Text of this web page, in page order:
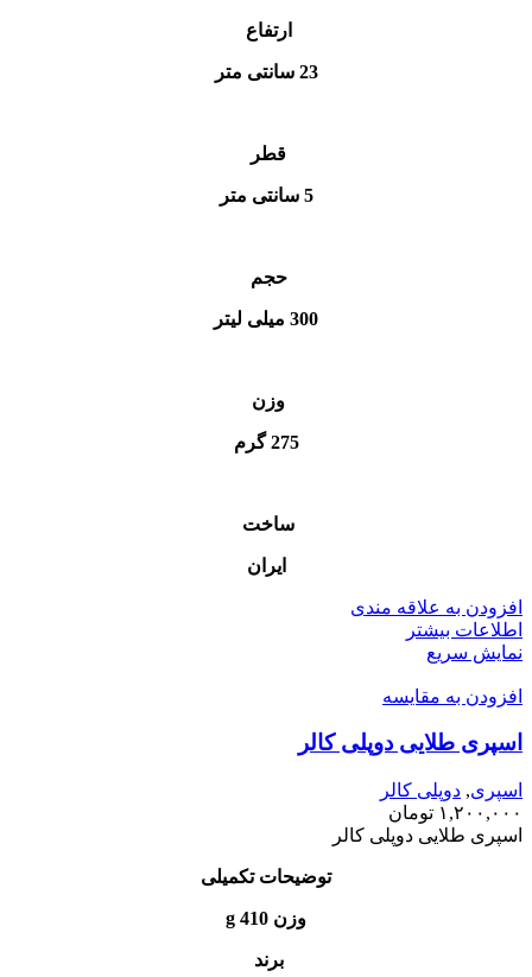
ارتفاع
23 سانتی متر
قطر
5 سانتی متر
حجم
300 میلی لیتر
وزن
275 گرم
ساخت
ایران
افزودن به علاقه مندی
اطلاعات بیشتر
نمایش سریع
افزودن به مقایسه
اسپری طلایی دوپلی کالر
اسپری, دوپلی کالر
۱,۲۰۰,۰۰۰ تومان
اسپری طلایی دوپلی کالر
توضیحات تکمیلی
وزن 410 g
برند